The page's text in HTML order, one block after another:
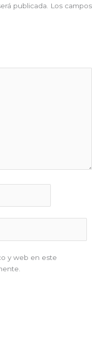
publicada.
Los campos
y web en este